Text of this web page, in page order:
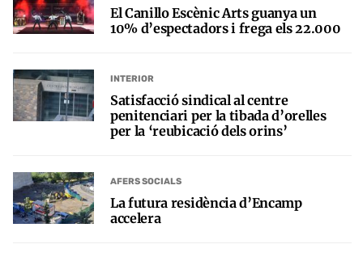
El Canillo Escènic Arts guanya un
10% d’espectadors i frega els 22.000
INTERIOR
Satisfacció sindical al centre
penitenciari per la tibada d’orelles
per la ‘reubicació dels orins’
AFERS SOCIALS
La futura residència d’Encamp
accelera